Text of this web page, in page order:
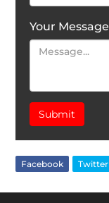
Your Message
Submit
Facebook Twitter